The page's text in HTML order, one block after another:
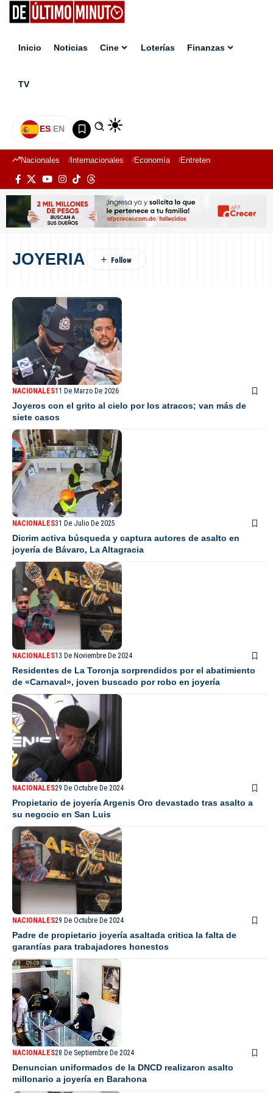
Inicio Noticias Cine Loterías Finanzas
TV
ES|EN
Nacionales Internacionales Economía Entretenimiento
JOYERIA
NACIONALES11 De Marzo De 2026
Joyeros con el grito al cielo por los atracos; van más de
siete casos
NACIONALES31 De Julio De 2025
Dicrim activa búsqueda y captura autores de asalto en
joyería de Bávaro, La Altagracia
NACIONALES13 De Noviembre De 2024
Residentes de La Toronja sorprendidos por el abatimiento
de «Carnaval», joven buscado por robo en joyería
NACIONALES29 De Octubre De 2024
Propietario de joyería Argenis Oro devastado tras asalto a
su negocio en San Luis
NACIONALES29 De Octubre De 2024
Padre de propietario joyería asaltada critica la falta de
garantías para trabajadores honestos
NACIONALES28 De Septiembre De 2024
Denuncian uniformados de la DNCD realizaron asalto
millonario a joyería en Barahona